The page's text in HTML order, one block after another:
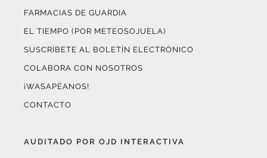
FARMACIAS DE GUARDIA
EL TIEMPO (POR METEOSOJUELA)
SUSCRÍBETE AL BOLETÍN ELECTRÓNICO
COLABORA CON NOSOTROS
¡WASAPÉANOS!
CONTACTO
AUDITADO POR OJD INTERACTIVA